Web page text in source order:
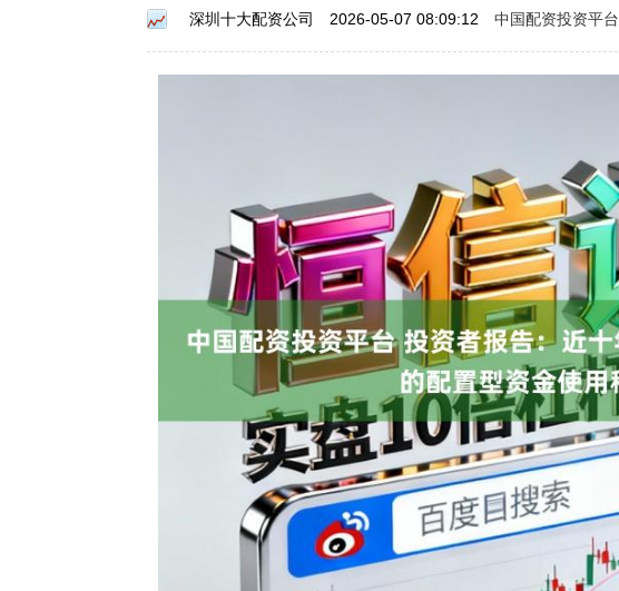
深圳十大配资公司 2026-05-07 08:09:12 中国配资投资平台